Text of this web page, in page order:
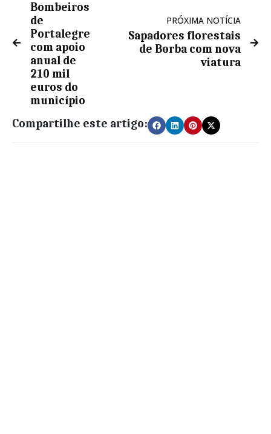
Bombeiros
de
Portalegre
com apoio
anual de
210 mil
euros do
município
PRÓXIMA NOTÍCIA
Sapadores florestais
de Borba com nova
viatura
Compartilhe este artigo: